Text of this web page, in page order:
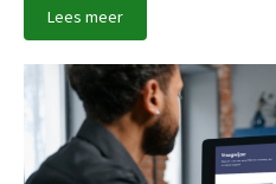
Lees meer